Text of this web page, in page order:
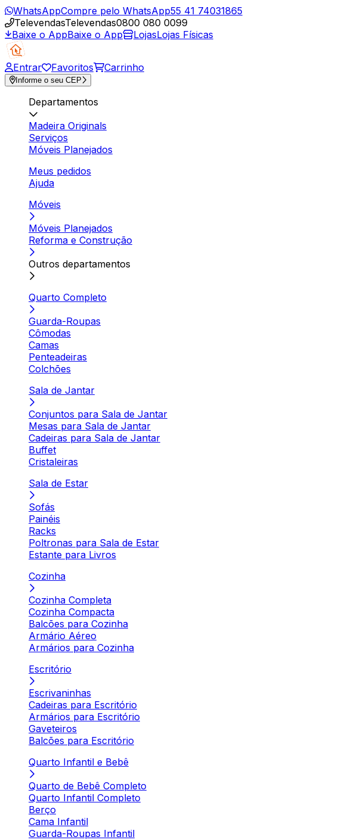
WhatsAppCompre pelo WhatsApp55 41 74031865
TelevendasTelevendas0800 080 0099
Baixe o AppBaixe o App LojasLojas Físicas
Entrar Favoritos Carrinho
Informe o seu CEP
Departamentos
Madeira Originals
Serviços
Móveis Planejados
Meus pedidos
Ajuda
Móveis
Móveis Planejados
Reforma e Construção
Outros departamentos
Quarto Completo
Guarda-Roupas
Cômodas
Camas
Penteadeiras
Colchões
Sala de Jantar
Conjuntos para Sala de Jantar
Mesas para Sala de Jantar
Cadeiras para Sala de Jantar
Buffet
Cristaleiras
Sala de Estar
Sofás
Painéis
Racks
Poltronas para Sala de Estar
Estante para Livros
Cozinha
Cozinha Completa
Cozinha Compacta
Balcões para Cozinha
Armário Aéreo
Armários para Cozinha
Escritório
Escrivaninhas
Cadeiras para Escritório
Armários para Escritório
Gaveteiros
Balcões para Escritório
Quarto Infantil e Bebê
Quarto de Bebê Completo
Quarto Infantil Completo
Berço
Cama Infantil
Guarda-Roupas Infantil